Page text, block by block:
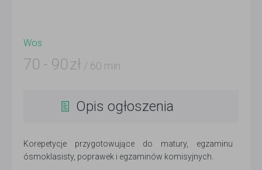
Wos
70 - 90 zł / 60 min
Opis ogłoszenia
Korepetycje przygotowujące do matury, egzaminu
ósmoklasisty, poprawek i egzaminów komisyjnych.